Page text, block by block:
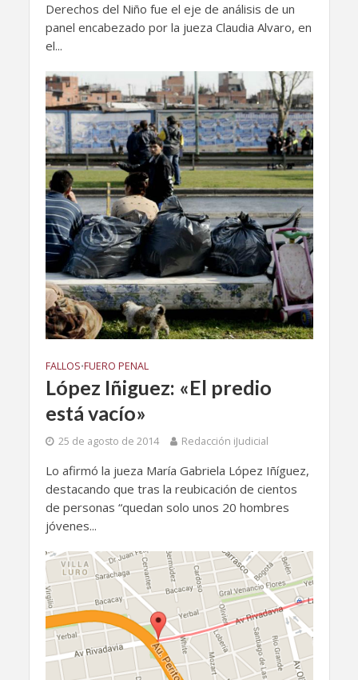
Derechos del Niño fue el eje de análisis de un
panel encabezado por la jueza Claudia Alvaro, en
el...
FALLOS•FUERO PENAL
López Iñiguez: «El predio
está vacío»
25 de agosto de 2014 Redacción iJudicial
Lo afirmó la jueza María Gabriela López Iñíguez,
destacando que tras la reubicación de cientos
de personas “quedan solo unos 20 hombres
jóvenes...